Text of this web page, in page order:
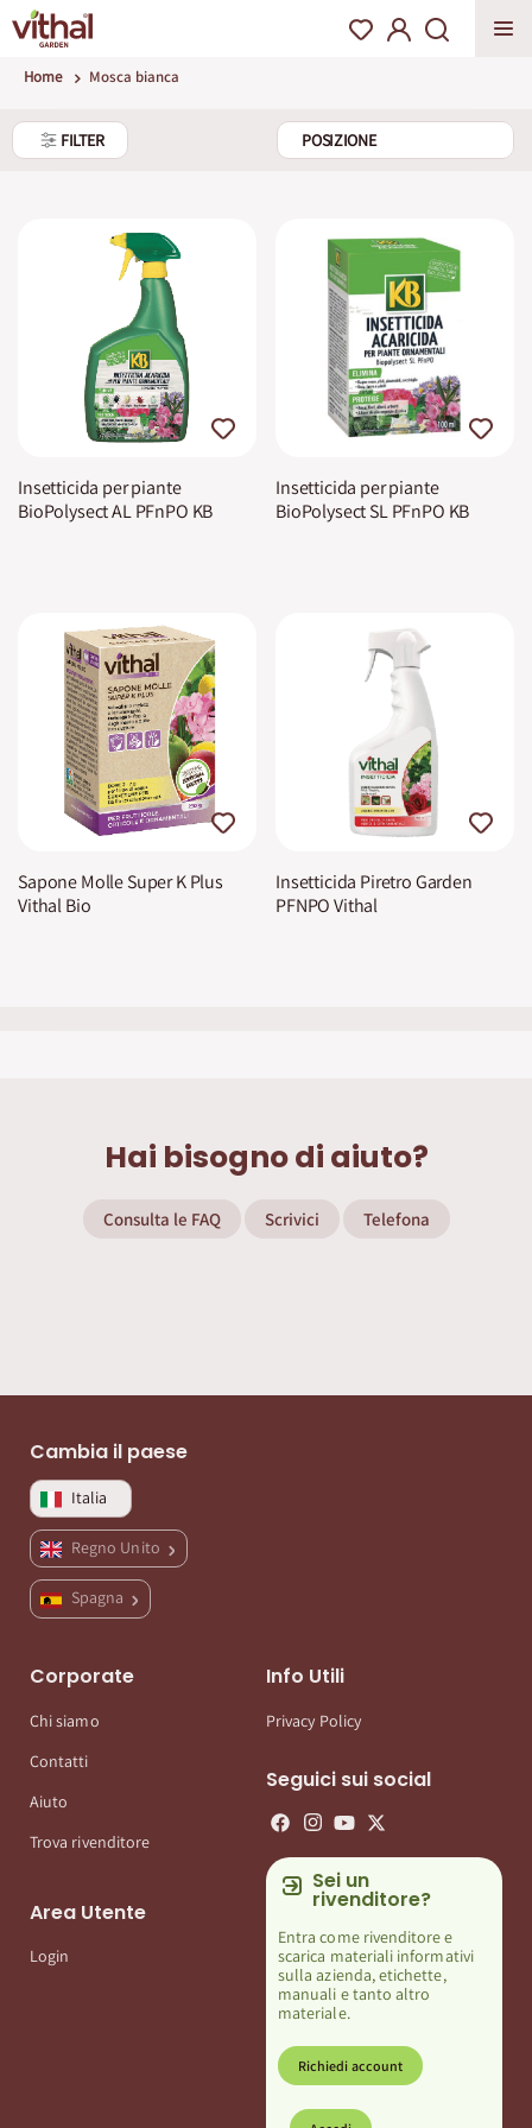
Home Mosca bianca
FILTER
Insetticida per piante
BioPolysect AL PFnPO KB
Insetticida per piante
BioPolysect SL PFnPO KB
Sapone Molle Super K Plus
Vithal Bio
Insetticida Piretro Garden
PFNPO Vithal
Hai bisogno di aiuto?
Consulta le FAQ Scrivici Telefona
Cambia il paese
Italia
Regno Unito
Spagna
Corporate
Chi siamo
Contatti
Aiuto
Trova rivenditore
Area Utente
Login
Info Utili
Privacy Policy
Seguici sui social
Sei un
rivenditore?
Entra come rivenditore e
scarica materiali informativi
sulla azienda, etichette,
manuali e tanto altro
materiale.
Richiedi account